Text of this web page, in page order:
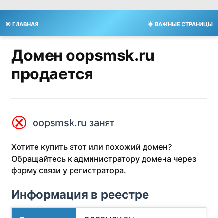
🎯 ГЛАВНАЯ 🌟 ВАЖНЫЕ СТРАНИЦЫ
Домен oopsmsk.ru
продается
⮿ oopsmsk.ru занят
Хотите купить этот или похожий домен?
Обращайтесь к администратору домена через
форму связи у регистратора.
Информация в реестре